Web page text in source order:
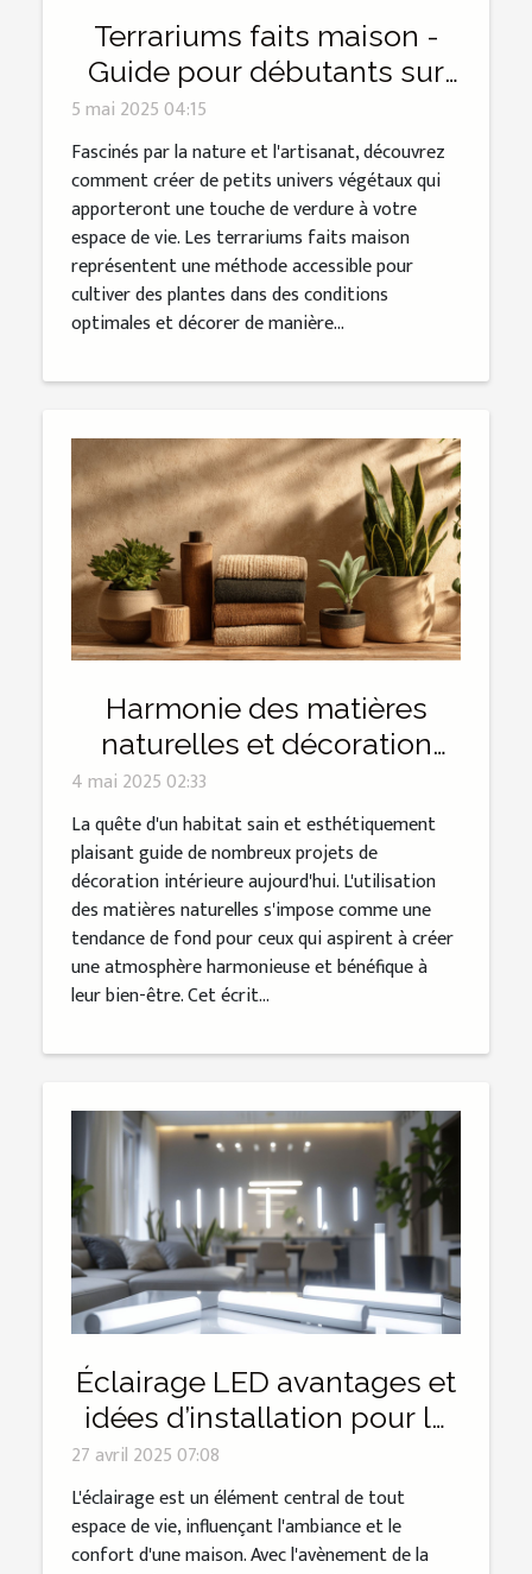
Terrariums faits maison -
Guide pour débutants sur
les écosystèmes miniatures
5 mai 2025 04:15
Fascinés par la nature et l'artisanat, découvrez
comment créer de petits univers végétaux qui
apporteront une touche de verdure à votre
espace de vie. Les terrariums faits maison
représentent une méthode accessible pour
cultiver des plantes dans des conditions
optimales et décorer de manière...
Harmonie des matières
naturelles et décoration
intérieure pour une maison
saine
4 mai 2025 02:33
La quête d'un habitat sain et esthétiquement
plaisant guide de nombreux projets de
décoration intérieure aujourd'hui. L'utilisation
des matières naturelles s'impose comme une
tendance de fond pour ceux qui aspirent à créer
une atmosphère harmonieuse et bénéfique à
leur bien-être. Cet écrit...
Éclairage LED avantages et
idées d’installation pour la
maison
27 avril 2025 07:08
L'éclairage est un élément central de tout
espace de vie, influençant l'ambiance et le
confort d'une maison. Avec l'avènement de la